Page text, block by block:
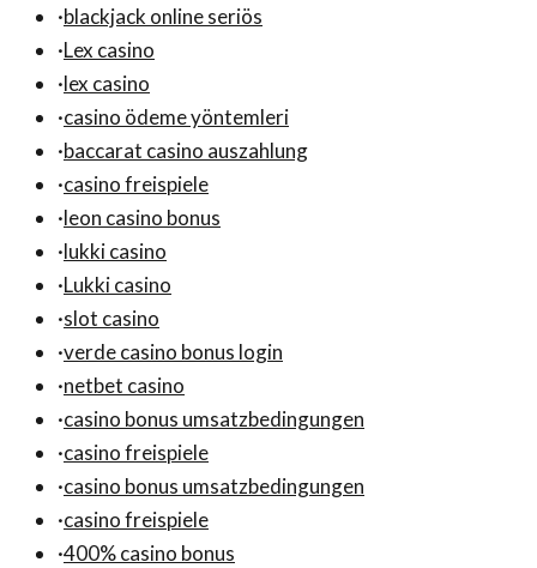
·blackjack online seriös
·Lex casino
·lex casino
·casino ödeme yöntemleri
·baccarat casino auszahlung
·casino freispiele
·leon casino bonus
·lukki casino
·Lukki casino
·slot casino
·verde casino bonus login
·netbet casino
·casino bonus umsatzbedingungen
·casino freispiele
·casino bonus umsatzbedingungen
·casino freispiele
·400% casino bonus